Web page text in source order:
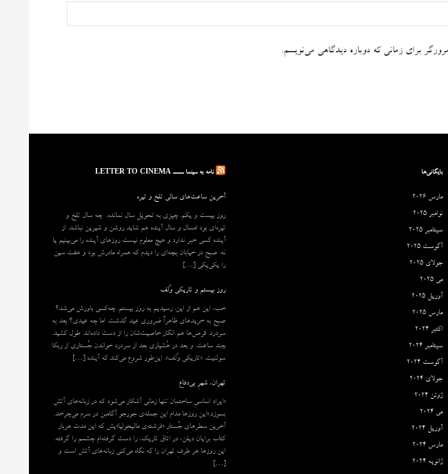
برای زمانی که دوباره دیدگاهی می‌نویسم.
بایگانی‌ها
مارس 2026
نوامبر 2025
سپتامبر 2025
آگوست 2025
جولای 2025
می 2025
آوریل 2025
مارس 2025
اکتبر 2024
سپتامبر 2024
آگوست 2024
جولای 2024
ژوئن 2024
می 2024
آوریل 2024
مارس 2024
ژانویه 2024
نامه به سینما ـــــ LETTER TO CINEMA
آخرین ساعت‌های سالی تلخ و تیره
روزِ بیست و یکم. چیزی به تحویل سال نمانده. چه سال تلخ و
تیره‌ای بود امسال و سال آینده هم شاید روشن و شیرین نباشد. از
آینده کسی خبر ندارد و هیچ معلوم نیست روزهای آینده را می‌بینیم یا
نه. صبح در خیابان بچه‌ای را دیدم که همراه مادرش بود و هفت سین
را یکی‌یکی […]
روز بیستم و تاریکی وُلف
خب، این هم از این. رسیدیم به روز بیستم. چه‌کسی باورش می‌شد؟
صبح به خریدهای ظاهراً ضروری عید گذشت. اما چه عیدی؟ بعد به
سردرد. قرص‌ها هم انگار خاصیت‌شان را از دست داده‌اند. طول کشید.
چند ساعت. و بعد در هُشیاریِ بعد از سردرد خواندن جُستاری از ربکا
سولنیت. «تاریکی وُلف». این‌طور شروع می‌‌کند که آینده […]
تهران، شهرِ بی‌دفاع
«ایراد اساسیِ ساختمان تنها زمانی آشکار می‌شود که در زبانه‌‌های آتش
بسوزد.»این روزها مدام این جمله‌ی جورجو آگامبن در سرم می‌چرخد.
آخرین سطرهای جُستارِ «فرشته‌ی مالیخولیا»یش که این مدت هربار
کتاب برایان دیلن، در اتاق تاریک، را دست گرفته‌ام چشمم را گرفته.
این روزها هر طرفِ تهران را که نگاه می‌کنی زبانه‌های آتش است و
[…]